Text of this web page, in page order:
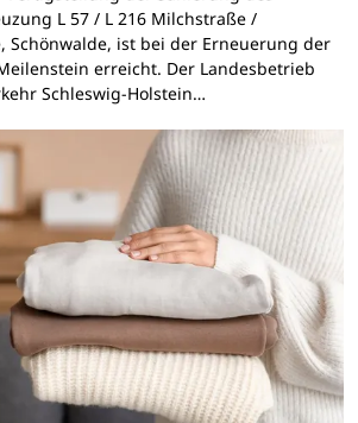
L 57 / L 216 Milchstraße /
Schönwalde, ist bei der Erneuerung der
erreicht. Der Landesbetrieb
Schleswig-Holstein…